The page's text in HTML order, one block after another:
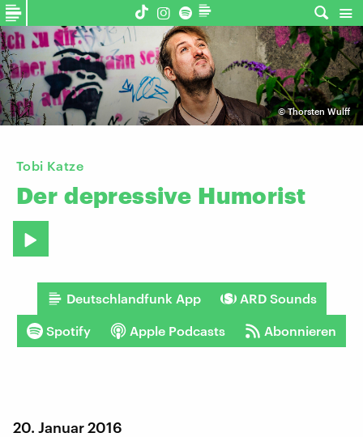
©Thorsten Wulff
Tobi Katze
Der depressive Humorist
Deutschlandfunk App ARD Sounds
Spotify Apple Podcasts Abonnieren
20. Januar 2016